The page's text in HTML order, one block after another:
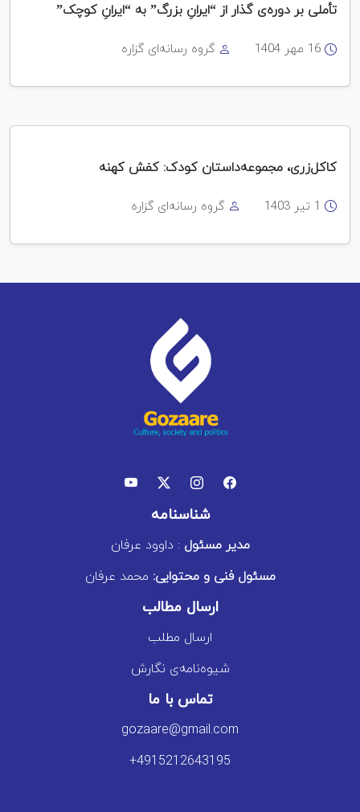
تأملی بر دوره‌ی گذار از “ایرانِ بزرگ” به “ایرانِ کوچک”
16 مهر 1404 گروه رسانه‌ای گزاره
کاکل‌زری، مجموعه‌داستان کودک: کفش کهنه
1 تیر 1403 گروه رسانه‌ای گزاره
شناسنامه
مدیر مسئول: داوود عرفان
مسئول فنی و محتوایی:محمد عرفان
ارسال مطالب
ارسال مطلب
شیوه‌نامه‌ی نگارش
تماس با ما
gozaare@gmail.com
+4915212643195